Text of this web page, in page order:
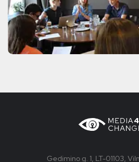
Gedimino g. 1, LT-01103,